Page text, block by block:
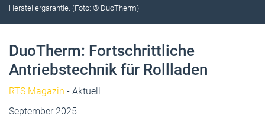
Herstellergarantie. (Foto: © DuoTherm)
DuoTherm: Fortschrittliche
Antriebstechnik für Rollladen
RTS Magazin - Aktuell
September 2025